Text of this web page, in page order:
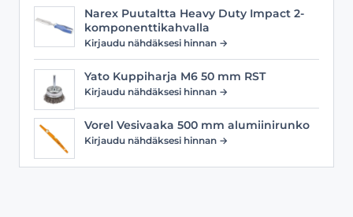
Narex Puutaltta Heavy Duty Impact 2-
komponenttikahvalla
Kirjaudu nähdäksesi hinnan →
Yato Kuppiharja M6 50 mm RST
Kirjaudu nähdäksesi hinnan →
Vorel Vesivaaka 500 mm alumiinirunko
Kirjaudu nähdäksesi hinnan →